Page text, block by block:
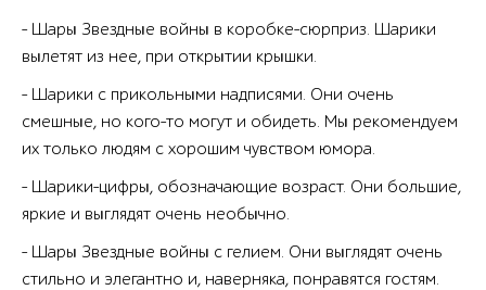
- Шары Звездные войны в коробке-сюрприз. Шарики
вылетят из нее, при открытии крышки.
- Шарики с прикольными надписями. Они очень
смешные, но кого-то могут и обидеть. Мы рекомендуем
их только людям с хорошим чувством юмора.
- Шарики-цифры, обозначающие возраст. Они большие,
яркие и выглядят очень необычно.
- Шары Звездные войны с гелием. Они выглядят очень
стильно и элегантно и, наверняка, понравятся гостям.